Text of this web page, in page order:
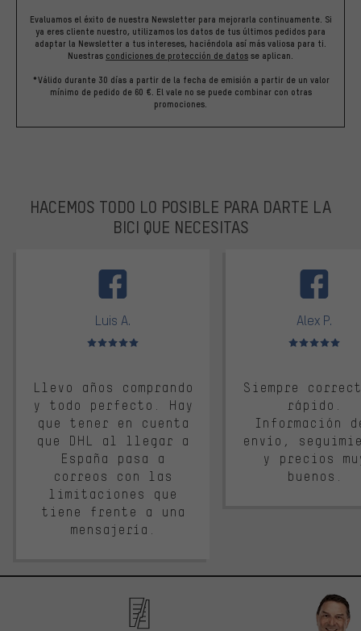
Evaluamos el éxito de nuestra Newsletter para mejorarla continuamente. Si
ya eres cliente nuestro, utilizamos los datos de tus últimos pedidos para
adaptar la Newsletter a tus intereses, haciéndola así más valiosa para ti.
Nuestras condiciones de protección de datos se aplican.
*Válido durante 30 días a partir de la fecha de emisión a partir de un valor
mínimo de pedido de 60 €. El vale no se puede combinar con otras
promociones.
HACEMOS TODO LO POSIBLE PARA DARTE LA
BICI QUE NECESITAS
Luis A.
Valoración media: 5 de 5
Llevo años comprando
y todo perfecto. Hay
que tener en cuenta
que DHL al llegar a
España pasa a
correos con las
limitaciones que
tiene frente a una
mensajería.
Alex P.
Valoración
Siempre
rápido.
Información
envío,
y precios
buenos.